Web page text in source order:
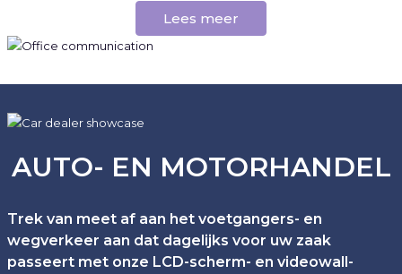
Lees meer
AUTO- EN MOTORHANDEL
Trek van meet af aan het voetgangers- en
wegverkeer aan dat dagelijks voor uw zaak
passeert met onze LCD-scherm- en videowall-